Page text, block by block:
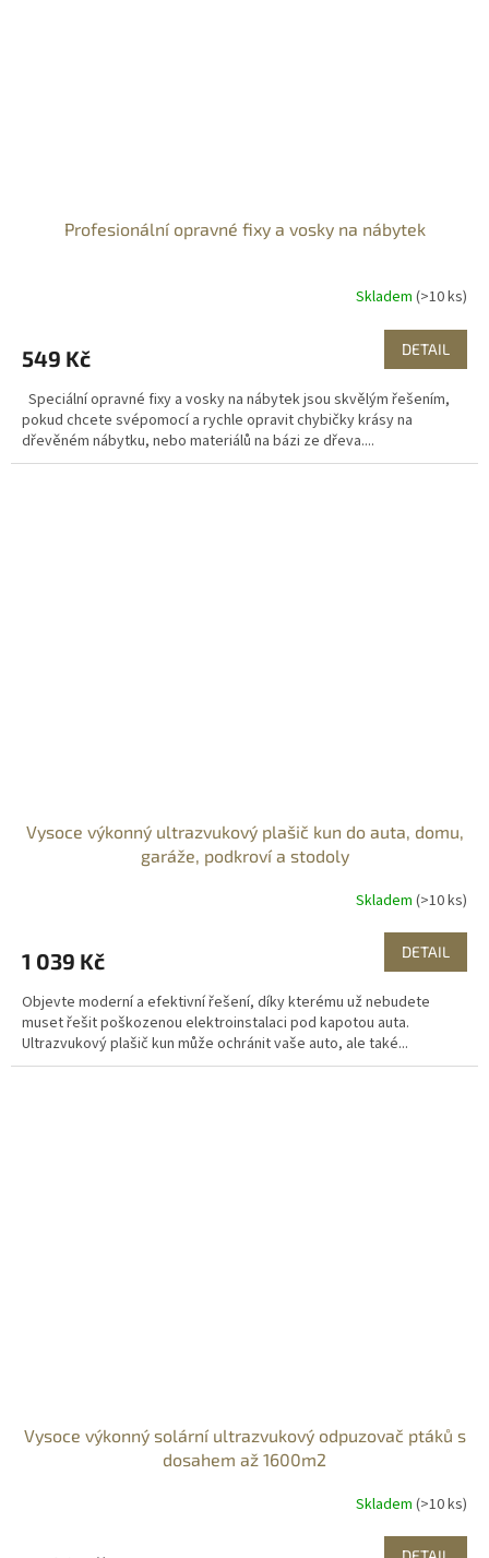
Profesionální opravné fixy a vosky na nábytek
Skladem (>10 ks)
549 Kč DETAIL
Speciální opravné fixy a vosky na nábytek jsou skvělým řešením,
pokud chcete svépomocí a rychle opravit chybičky krásy na
dřevěném nábytku, nebo materiálů na bázi ze dřeva....
Vysoce výkonný ultrazvukový plašič kun do auta, domu,
garáže, podkroví a stodoly
Skladem (>10 ks)
1 039 Kč DETAIL
Objevte moderní a efektivní řešení, díky kterému už nebudete
muset řešit poškozenou elektroinstalaci pod kapotou auta.
Ultrazvukový plašič kun může ochránit vaše auto, ale také...
Vysoce výkonný solární ultrazvukový odpuzovač ptáků s
dosahem až 1600m2
Skladem (>10 ks)